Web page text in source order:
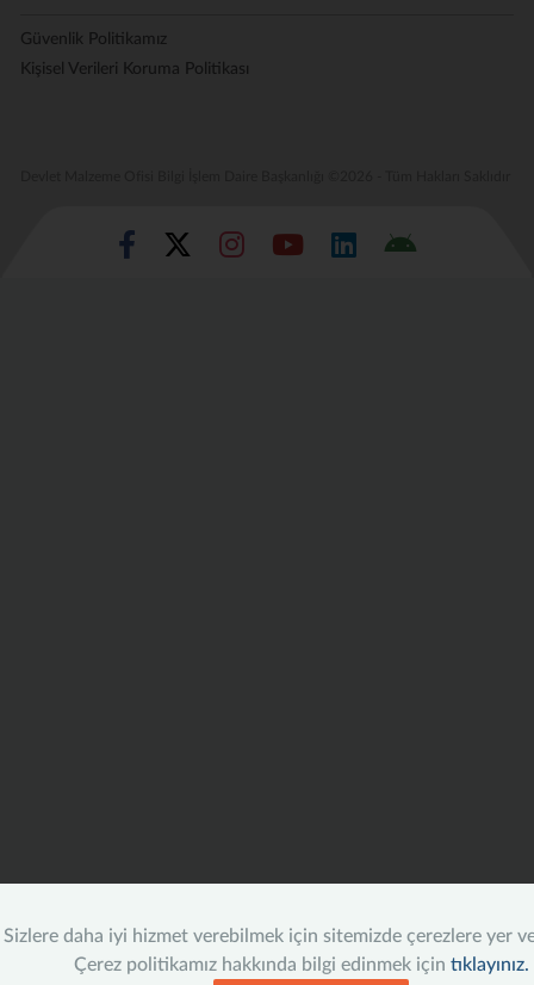
Sizlere daha iyi hizmet verebilmek için sitemizde çerezlere yer
Çerez politikamız hakkında bilgi edinmek için tıklayınız.
Güvenlik Politikamız
Kişisel Verileri Koruma Politikası